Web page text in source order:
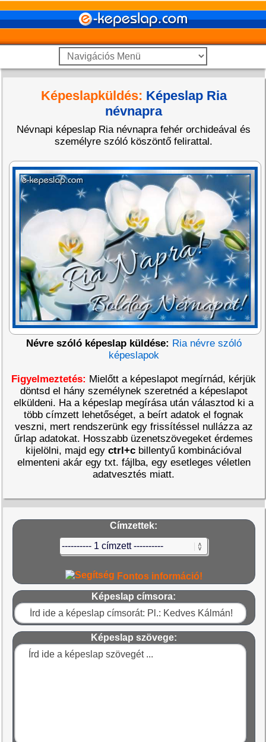
Képeslapküldés: Képeslap Ria
névnapra
Névnapi képeslap Ria névnapra fehér orchideával és
személyre szóló köszöntő felirattal.
Névre szóló képeslap küldése: Ria névre szóló
képeslapok
Figyelmeztetés: Mielőtt a képeslapot megírnád, kérjük
döntsd el hány személynek szeretnéd a képeslapot
elküldeni. Ha a képeslap megírása után választod ki a
több címzett lehetőséget, a beírt adatok el fognak
veszni, mert rendszerünk egy frissítéssel nullázza az
űrlap adatokat. Hosszabb üzenetszövegeket érdemes
kijelölni, majd egyctrl+c billentyű kombinációval
elmenteni akár egy txt. fájlba, egy esetleges véletlen
adatvesztés miatt.
Címzettek:
Fontos információ!
Képeslap címsora:
Képeslap szövege: